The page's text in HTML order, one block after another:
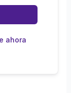
ahora